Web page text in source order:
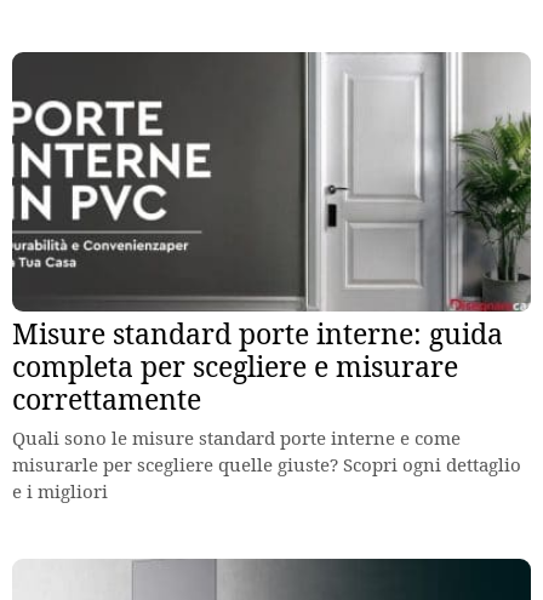
Misure standard porte interne: guida
completa per scegliere e misurare
correttamente
Quali sono le misure standard porte interne e come
misurarle per scegliere quelle giuste? Scopri ogni dettaglio
e i migliori